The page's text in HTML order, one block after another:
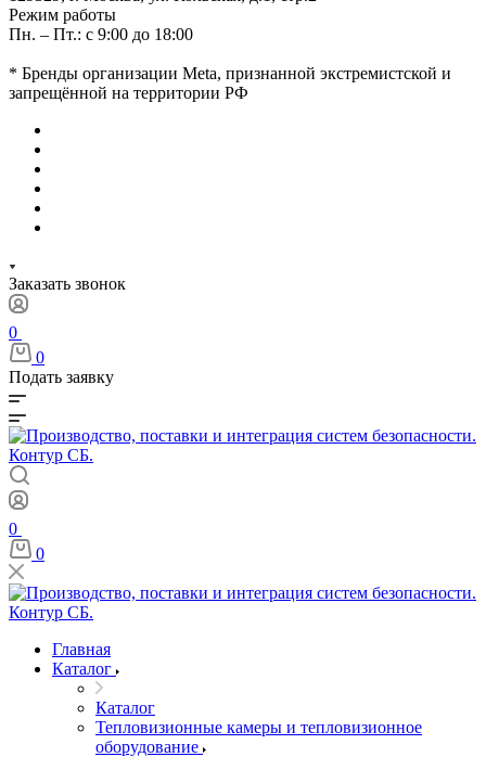
Режим работы
Пн. – Пт.: с 9:00 до 18:00
* Бренды организации Meta, признанной экстремистской и
запрещённой на территории РФ
Заказать звонок
0
0
Подать заявку
0
0
Главная
Каталог
Каталог
Тепловизионные камеры и тепловизионное
оборудование